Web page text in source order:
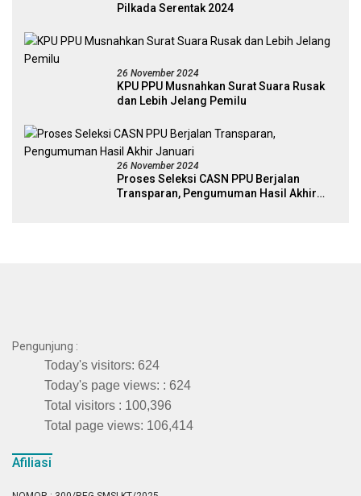
Pilkada Serentak 2024
26 November 2024
KPU PPU Musnahkan Surat Suara Rusak
dan Lebih Jelang Pemilu
26 November 2024
Proses Seleksi CASN PPU Berjalan
Transparan, Pengumuman Hasil Akhir
Pengunjung :
Today's visitors: 624
Today's page views: : 624
Total visitors : 100,396
Total page views: 106,414
Afiliasi